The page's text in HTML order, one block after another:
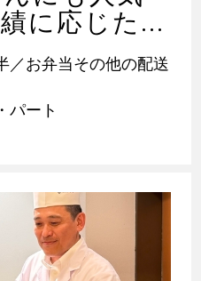
に応じた...
／お弁当その他の配送
パート